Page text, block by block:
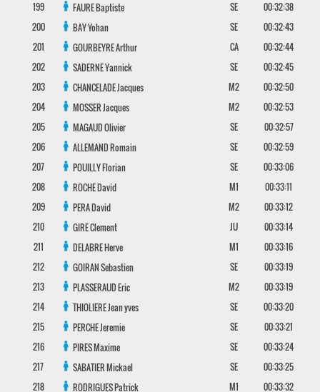
199
FAUREBaptiste SE
00:32:38
200
BAYYohan SE
00:32:43
201
GOURBEYREArthur CA
00:32:44
202
SADERNEYannick SE
00:32:45
203
CHANCELADEJacques M2
00:32:50
204
MOSSERJacques M2
00:32:53
205
MAGAUDOlivier SE
00:32:57
206
ALLEMANDRomain SE
00:32:59
207
POUILLYFlorian SE
00:33:06
208
ROCHEDavid M1
00:33:11
209
PERADavid M2
00:33:12
210
GIREClement JU
00:33:14
211
DELABREHerve M1
00:33:16
212
GOIRANSebastien SE
00:33:19
213
PLASSERAUDEric M2
00:33:19
214
THIOLIEREJean yves SE
00:33:20
215
PERCHEJeremie SE
00:33:21
216
PIRESMaxime SE
00:33:24
217
SABATIERMickael SE
00:33:25
218
RODRIGUESPatrick M1 00:33:32